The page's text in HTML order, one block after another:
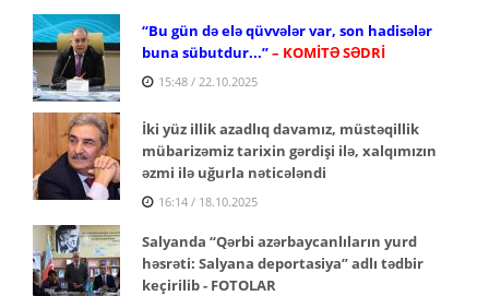
“Bu gün də elə qüvvələr var, son hadisələr
buna sübutdur...”– KOMİTƏ SƏDRİ
15:48 / 22.10.2025
İki yüz illik azadlıq davamız, müstəqillik
mübarizəmiz tarixin gərdişi ilə, xalqımızın
əzmi ilə uğurla nəticələndi
16:14 / 18.10.2025
Salyanda “Qərbi azərbaycanlıların yurd
həsrəti: Salyana deportasiya” adlı tədbir
keçirilib - FOTOLAR